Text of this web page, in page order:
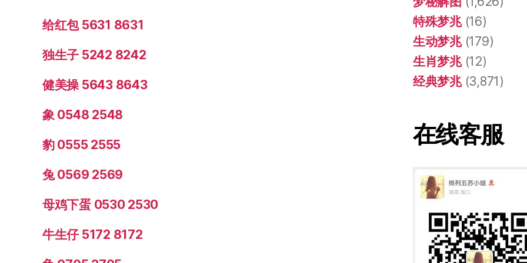
给红包 5631 8631
独生子 5242 8242
健美操 5643 8643
象 0548 2548
豹 0555 2555
兔 0569 2569
母鸡下蛋 0530 2530
牛生仔 5172 8172
特殊梦兆(16)
生动梦兆(179)
生肖梦兆(12)
经典梦兆(3,871)
在线客服